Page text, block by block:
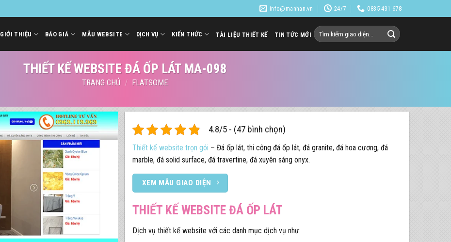
info@manhan.vn 24/7 0835 431 678
GIỚI THIỆU BÁO GIÁ MẪU WEBSITE DỊCH VỤ KIẾN THỨC TÀI LIỆU THIẾT KẾ TIN TỨC MỚI Tìm
THIẾT KẾ WEBSITE ĐÁ ỐP LÁT MA-098
TRANG CHỦ / FLATSOME
4.8/5 - (47 bình chọn)
Thiết kế website trọn gói – Đá ốp lát, thi công đá ốp lát, đá granite, đá hoa cương, đá
marble, đá solid surface, đá travertine, đá xuyên sáng onyx.
XEM MẪU GIAO DIỆN
THIẾT KẾ WEBSITE ĐÁ ỐP LÁT
Dịch vụ thiết kế website với các danh mục dịch vụ như: